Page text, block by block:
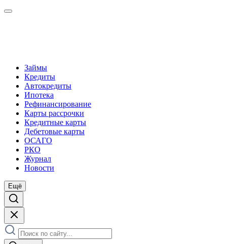
Займы
Кредиты
Автокредиты
Ипотека
Рефинансирование
Карты рассрочки
Кредитные карты
Дебетовые карты
ОСАГО
РКО
Журнал
Новости
Ещё